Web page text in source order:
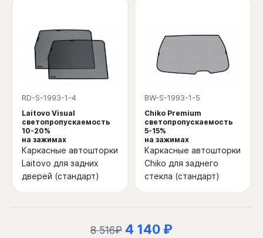
RD-S-1993-1-4
Laitovo Visual
светопропускаемость
10-20%
на зажимах
Каркасные автошторки
Laitovo для задних
дверей (стандарт)
BW-S-1993-1-5
Chiko Premium
светопропускаемость
5-15%
на зажимах
Каркасные автошторки
Chiko для заднего
стекла (стандарт)
8 516₽ 4 140 ₽